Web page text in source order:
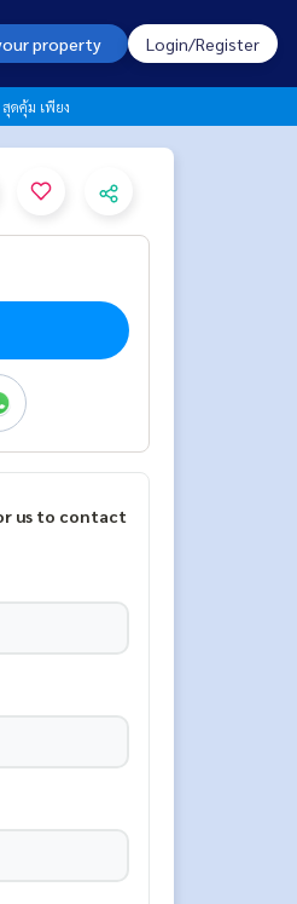
property Login/Register
สุดคุ้ม เพียง
us to contact